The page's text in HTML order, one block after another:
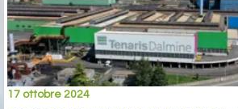
17 ottobre 2024